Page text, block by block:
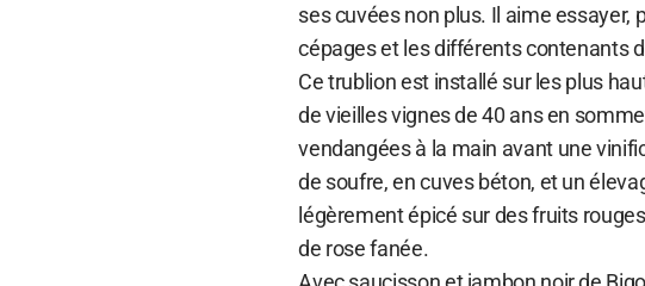
ses cuvées non plus. Il aime essayer,
cépages et les différents contenants
Ce trublion est installé sur les plus
de vieilles vignes de 40 ans en
vendangées à la main avant une
de soufre, en cuves béton, et un
légèrement épicé sur des fruits
de rose fanée.